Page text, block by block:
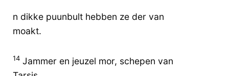
n dikke puunbult hebben ze der van
moakt.
14 Jammer en jeuzel mor, schepen van